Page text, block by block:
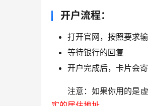
开户流程：
打开官网，按照要求
等待银行的回复
开户完成后，卡片会
注意：如果你用的是